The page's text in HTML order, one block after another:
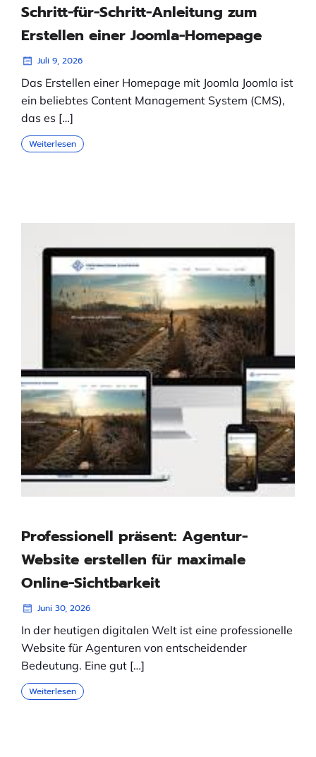
Schritt-für-Schritt-Anleitung zum
Erstellen einer Joomla-Homepage
Juli 9, 2026
Das Erstellen einer Homepage mit Joomla Joomla ist
ein beliebtes Content Management System (CMS),
das es […]
Weiterlesen
Professionell präsent: Agentur-
Website erstellen für maximale
Online-Sichtbarkeit
Juni 30, 2026
In der heutigen digitalen Welt ist eine professionelle
Website für Agenturen von entscheidender
Bedeutung. Eine gut […]
Weiterlesen